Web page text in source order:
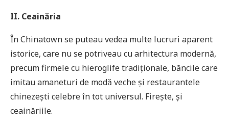
II. Ceainăria
În Chinatown se puteau vedea multe lucruri aparent
istorice, care nu se potriveau cu arhitectura modernă,
precum firmele cu hieroglife tradiționale, băncile care
imitau amaneturi de modă veche și restaurantele
chinezești celebre în tot universul. Firește, și
ceainăriile.